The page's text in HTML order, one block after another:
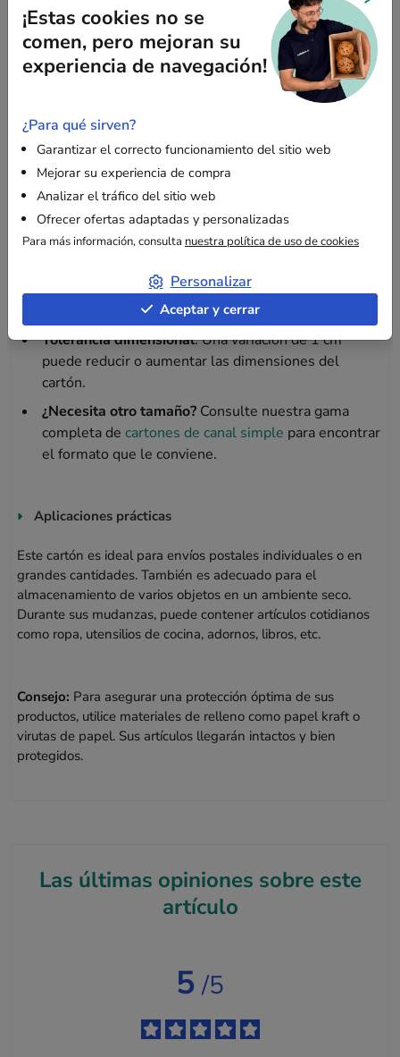
Características principales
: El canal simple ofrece una
protección suficiente para productos ligeros,
preservando sus artículos de golpes durante el
transporte.
Uso versátil: Ideal para el envío, almacenamiento o
mudanza de pequeños objetos como juguetes, libros
o material electrónico.
este cartón le ahorra tiempo en la preparación de sus
Tolerancia dimensional: Una variación de 1 cm
puede reducir o aumentar las dimensiones del
cartón.
¿Necesita otro tamaño?Consulte nuestra gama
completa de cartones de canal simple para encontrar
el formato que le conviene.
Aplicaciones prácticas
Este cartón es ideal para envíos postales individuales o en
grandes cantidades. También es adecuado para el
almacenamiento de varios objetos en un ambiente seco.
Durante sus mudanzas, puede contener artículos cotidianos
como ropa, utensilios de cocina, adornos, libros, etc.
Consejo: Para asegurar una protección óptima de sus
productos, utilice materiales de relleno como papel kraft o
virutas de papel. Sus artículos llegarán intactos y bien
protegidos.
Las últimas opiniones sobre este
artículo
5 /5
¡Estas cookies no se
comen, pero mejoran su
experiencia de navegación!
¿Para qué sirven?
Garantizar el correcto funcionamiento del sitio web
Mejorar su experiencia de compra
Analizar el tráfico del sitio web
Ofrecer ofertas adaptadas y personalizadas
Para más información, consulta nuestra política de uso de cookies
Personalizar
Aceptar y cerrar